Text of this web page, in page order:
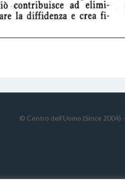
© Centro dell'Uomo (Since 2004) -